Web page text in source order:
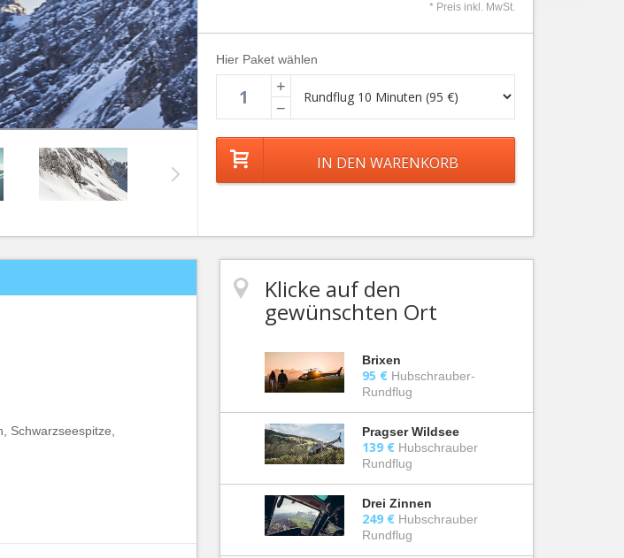
* Preis inkl. MwSt.
Hier Paket wählen
+
−
Schwarzseespitze,
Klicke auf den
gewünschten Ort
Brixen
95 € Hubschrauber-
Rundflug
Pragser Wildsee
139 € Hubschrauber
Rundflug
Drei Zinnen
249 € Hubschrauber
Rundflug